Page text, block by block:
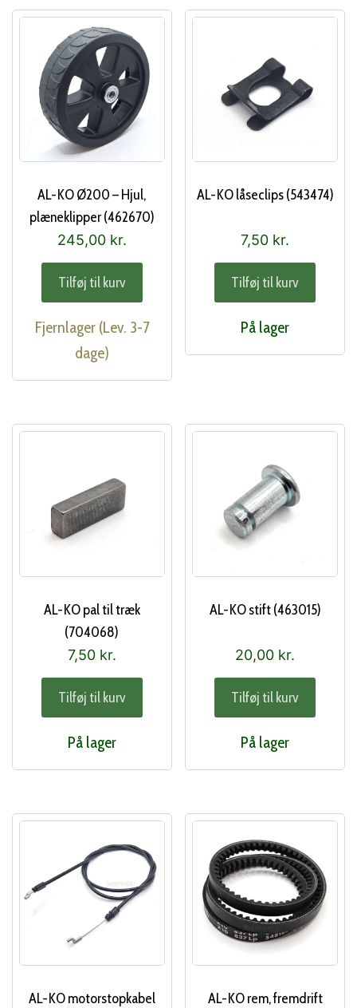
AL-KO Ø200 – Hjul,
plæneklipper (462670)
245,00 kr.
Tilføj til kurv
Fjernlager (Lev. 3-7
dage)
AL-KO låseclips (543474)
7,50 kr.
Tilføj til kurv
På lager
AL-KO pal til træk
(704068)
7,50 kr.
Tilføj til kurv
På lager
AL-KO stift (463015)
20,00 kr.
Tilføj til kurv
På lager
AL-KO motorstopkabel AL-KO rem, fremdrift